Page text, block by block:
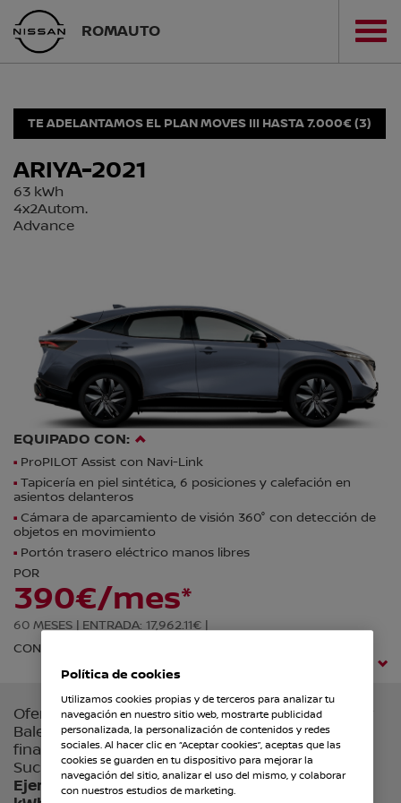
ROMAUTO
TE ADELANTAMOS EL PLAN MOVES III HASTA 7.000€ (3)
ARIYA-2021
63 kWh
4x2Autom.
Advance
EQUIPADO CON:
ProPILOT Assist con Navi-Link
Tapicería en piel sintética, 6 posiciones y calefación en
asientos delanteros
Cámara de aparcamiento de visión 360° con detección de
objetos en movimiento
Portón trasero eléctrico manos libres
POR
390€/mes*
60 MESES |
ENTRADA: 17,962.11€ |
CON HASTA 10 AÑOS DE GARANTÍA NISSAN*
Oferta válida hasta el 30/09/2025 en Península y
Baleares para particulares y autónomos que
financien con Nissan Crédito de RCI Banque SA,
Sucursal en España.Precio al contado: 38.500€
Ejemplo de financiación para Nissan Ariya 63
Política de cookies
Utilizamos cookies propias y de terceros para analizar tu
navegación en nuestro sitio web, mostrarte publicidad
personalizada, la personalización de contenidos y redes
sociales. Al hacer clic en “Aceptar cookies”, aceptas que las
cookies se guarden en tu dispositivo para mejorar la
navegación del sitio, analizar el uso del mismo, y colaborar
con nuestros estudios de marketing.